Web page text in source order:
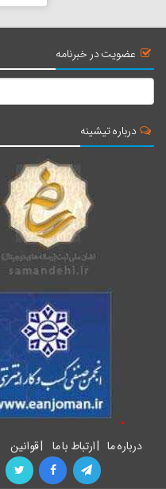
عضویت در خبرنامه
درباره تیشینه
درباره ما |ارتباط با ما |قوانین